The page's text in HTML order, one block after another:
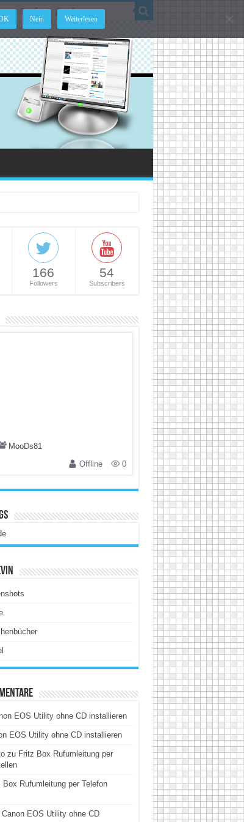
166
Followers
54
Subscribers
MooDs81
Offline
0
EOS Utility ohne CD installieren
EOS Utility ohne CD installieren
zu Fritz Box Rufumleitung per
Box Rufumleitung per Telefon
Canon EOS Utility ohne CD
Nein Weiterlesen